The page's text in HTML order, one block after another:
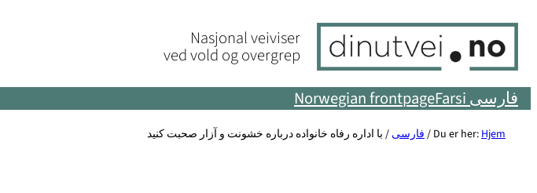
Skip
content
Nasjonal veiviser
ved vold og overgrep
فارسی Farsi
Norwegian frontpage
Du er her:Hjem
/فارسی / با اداره رفاه خانواده درباره خشونت و آزار صحبت کنید